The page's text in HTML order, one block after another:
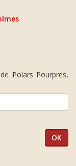
Polars Pourpres,